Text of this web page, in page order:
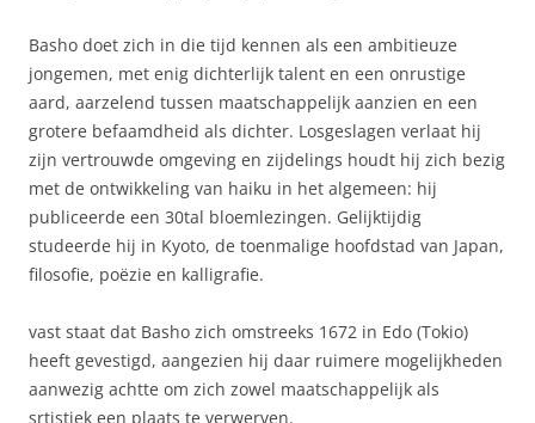
Basho doet zich in die tijd kennen als een ambitieuze
jongemen, met enig dichterlijk talent en een onrustige
aard, aarzelend tussen maatschappelijk aanzien en een
grotere befaamdheid als dichter. Losgeslagen verlaat hij
zijn vertrouwde omgeving en zijdelings houdt hij zich bezig
met de ontwikkeling van haiku in het algemeen: hij
publiceerde een 30tal bloemlezingen. Gelijktijdig
studeerde hij in Kyoto, de toenmalige hoofdstad van Japan,
filosofie, poëzie en kalligrafie.
vast staat dat Basho zich omstreeks 1672 in Edo (Tokio)
heeft gevestigd, aangezien hij daar ruimere mogelijkheden
aanwezig achtte om zich zowel maatschappelijk als
srtistiek een plaats te verwerven.